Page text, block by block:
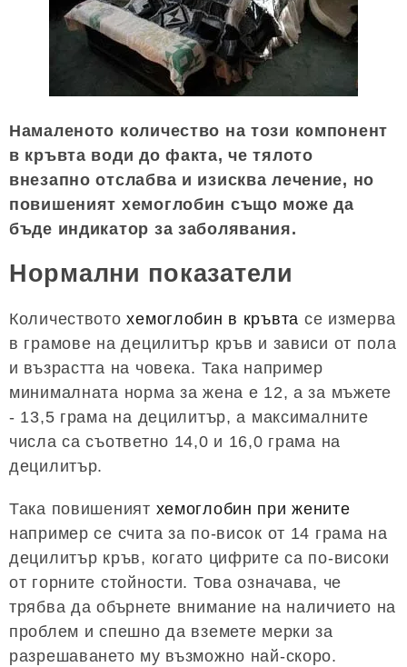
Намаленото количество на този компонент
в кръвта води до факта, че тялото
внезапно отслабва и изисква лечение, но
повишеният хемоглобин също може да
бъде индикатор за заболявания.
Нормални показатели
Количествотохемоглобин в кръвта се измерва
в грамове на децилитър кръв и зависи от пола
и възрастта на човека. Така например
минималната норма за жена е 12, а за мъжете
- 13,5 грама на децилитър, а максималните
числа са съответно 14,0 и 16,0 грама на
децилитър.
Така повишеният хемоглобин при жените
например се счита за по-висок от 14 грама на
децилитър кръв, когато цифрите са по-високи
от горните стойности. Това означава, че
трябва да обърнете внимание на наличието на
проблем и спешно да вземете мерки за
разрешаването му възможно най-скоро.